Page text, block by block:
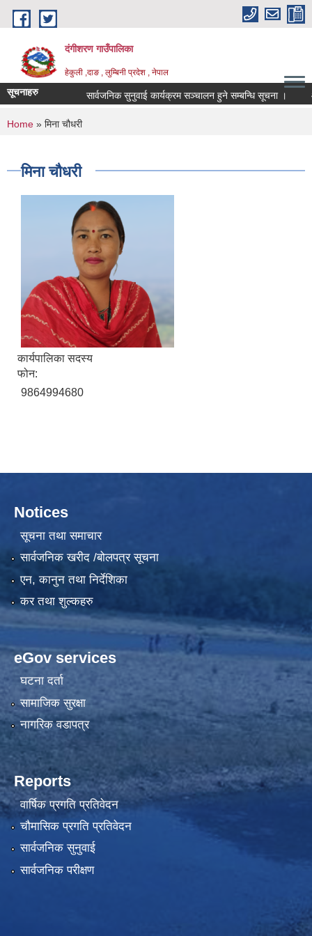
Skip to main content
दंगीशरण गाउँपालिका
हेकुली ,दाङ , लुम्बिनी प्रदेश , नेपाल
सूचनाहरु सार्वजनिक सुनुवाई कार्यक्रम सञ्चालन हुने सम्बन्धि सूचना ।
You are here
Home » मिना चौधरी
मिना चौधरी
कार्यपालिका सदस्य
फोन:
9864994680
Notices
सूचना तथा समाचार
सार्वजनिक खरीद /बोलपत्र सूचना
एन, कानुन तथा निर्देशिका
कर तथा शुल्कहरु
eGov services
घटना दर्ता
सामाजिक सुरक्षा
नागरिक वडापत्र
Reports
वार्षिक प्रगति प्रतिवेदन
चौमासिक प्रगति प्रतिवेदन
सार्वजनिक सुनुवाई
सार्वजनिक परीक्षण